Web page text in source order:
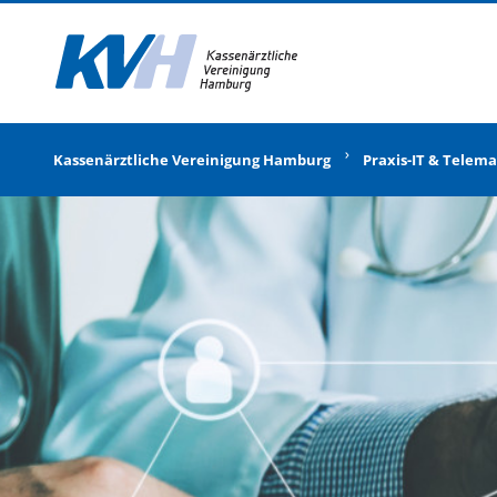
Kassenärztliche Vereinigung Hamburg Praxis-IT &